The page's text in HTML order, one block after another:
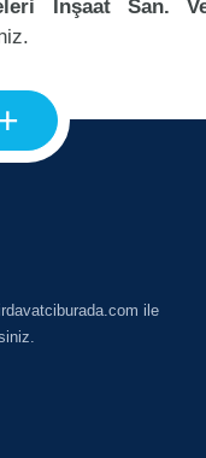
İnşaat San.
ile